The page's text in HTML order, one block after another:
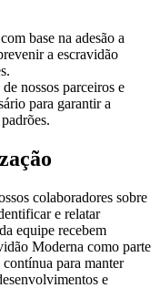
base na adesão a
a escravidão
nossos parceiros e
para garantir a
colaboradores sobre
e relatar
equipe recebem
Moderna como parte
para manter
e